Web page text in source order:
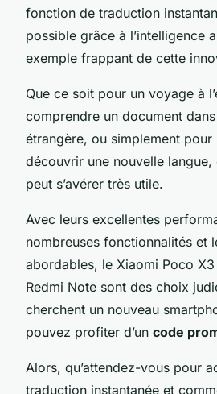
fonction de traduction
possible grâce à l’intelligence
exemple frappant de cette
Que ce soit pour un voyage à
comprendre un document
étrangère, ou simplement
découvrir une nouvelle
peut s’avérer très utile.
Avec leurs excellentes
nombreuses fonctionnalités et
abordables, le Xiaomi Poco X3
Redmi Note sont des choix
cherchent un nouveau
pouvez profiter d’un code
Alors, qu’attendez-vous pour
traduction instantanée et